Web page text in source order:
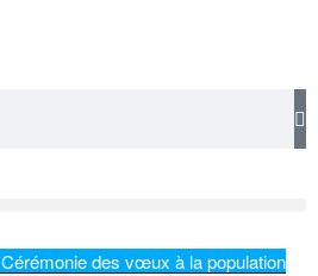
Cérémonie des vœux à la population